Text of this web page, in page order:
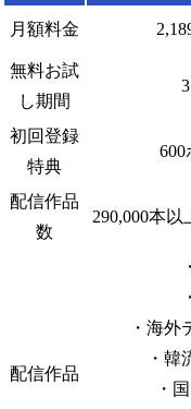
月額料金
無料お試
し期間
初回登録
特典
600
配信作品
数
290,000本以
配信作品
・海外
・韓
・